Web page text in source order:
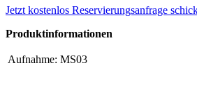
Jetzt kostenlos Reservierungsanfrage
Produktinformationen
Aufnahme: MS03